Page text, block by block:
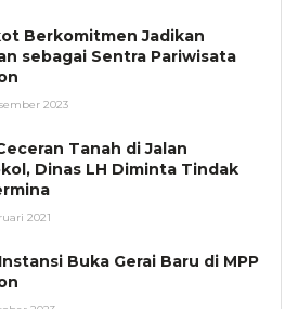
Berkomitmen Jadikan
sebagai Sentra Pariwisata
2023
Tanah di Jalan
Dinas LH Diminta Tindak
2021
Buka Gerai Baru di MPP